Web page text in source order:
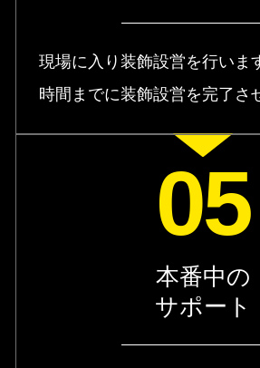
現場に入り装飾設営を行いま
時間までに装飾設営を完了さ
本番中の
サポート
05